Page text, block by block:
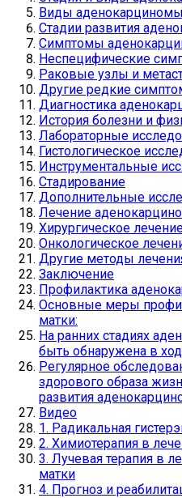
Виды
Стадии развития
Симптомы
Неспецифические
Раковые узлы и
Другие редкие
Диагностика
История болезни и
Лабораторные
Гистологическое
Инструментальные
Стадирование
Дополнительные
Лечение
Хирургическое
Онкологическое
Другие методы
Заключение
Профилактика
Основные меры
матки:
На ранних стадиях
быть обнаружена в
Регулярное
здорового образа
развития
Видео
1. Радикальная
2. Химиотерапия в
3. Лучевая терапия в
матки
4. Прогноз и